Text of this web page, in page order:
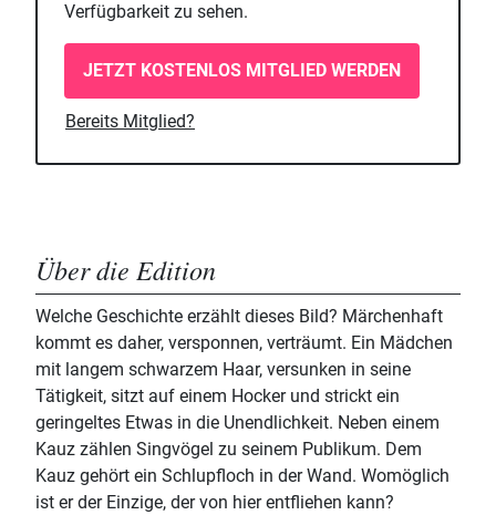
Verfügbarkeit zu sehen.
JETZT KOSTENLOS MITGLIED WERDEN
Bereits Mitglied?
Über die Edition
Welche Geschichte erzählt dieses Bild? Märchenhaft
kommt es daher, versponnen, verträumt. Ein Mädchen
mit langem schwarzem Haar, versunken in seine
Tätigkeit, sitzt auf einem Hocker und strickt ein
geringeltes Etwas in die Unendlichkeit. Neben einem
Kauz zählen Singvögel zu seinem Publikum. Dem
Kauz gehört ein Schlupfloch in der Wand. Womöglich
ist er der Einzige, der von hier entfliehen kann?